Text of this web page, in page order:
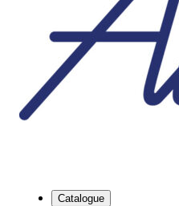
Catalogue